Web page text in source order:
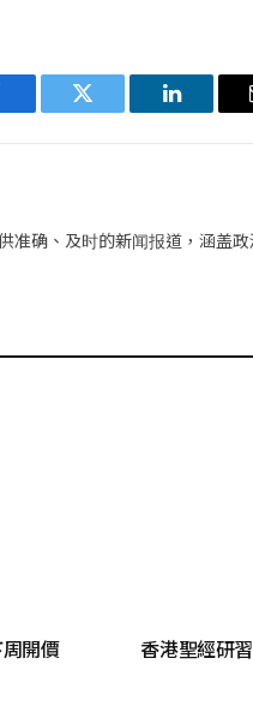
Twitter LinkedIn
确、及时的新闻报道，涵盖
開價 香港聖經研